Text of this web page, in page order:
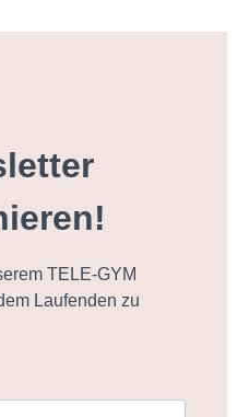
TELE-GYM
Laufenden zu